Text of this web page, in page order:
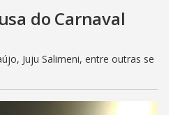
do Carnaval
Juju Salimeni, entre outras se